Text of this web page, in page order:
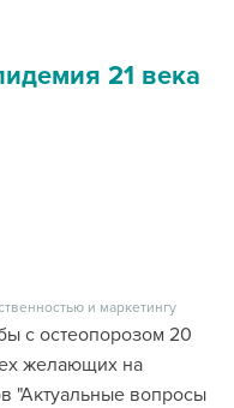
21 века
и маркетингу
с остеопорозом 20
желающих на
"Актуальные вопросы